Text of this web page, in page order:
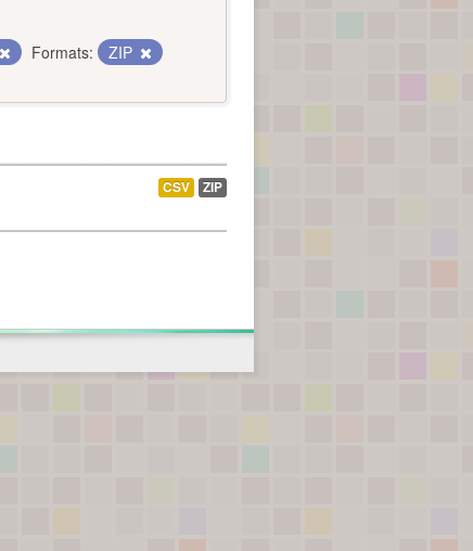
Formats:
ZIP
CSV ZIP